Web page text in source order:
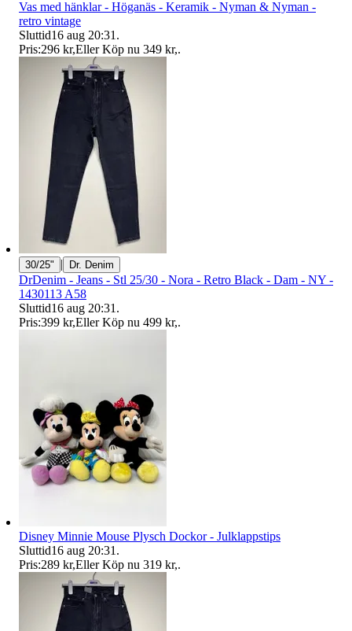
Vas med hänklar - Höganäs - Keramik - Nyman & Nyman -
retro vintage
Sluttid16 aug 20:31 .
Pris:296 kr,Eller Köp nu 349 kr,.
30/25" | Dr. Denim
DrDenim - Jeans - Stl 25/30 - Nora - Retro Black - Dam - NY -
1430113 A58
Sluttid16 aug 20:31 .
Pris:399 kr,Eller Köp nu 499 kr,.
Disney Minnie Mouse Plysch Dockor - Julklappstips
Sluttid16 aug 20:31 .
Pris:289 kr,Eller Köp nu 319 kr,.